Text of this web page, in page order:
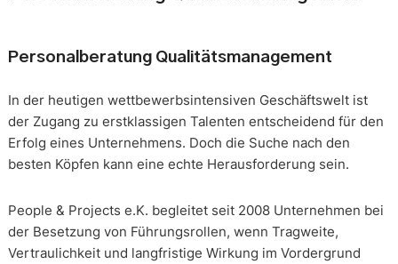
Personalberatung Qualitätsmanagement
In der heutigen wettbewerbsintensiven Geschäftswelt ist
der Zugang zu erstklassigen Talenten entscheidend für den
Erfolg eines Unternehmens. Doch die Suche nach den
besten Köpfen kann eine echte Herausforderung sein.
People & Projects e.K. begleitet seit 2008 Unternehmen bei
der Besetzung von Führungsrollen, wenn Tragweite,
Vertraulichkeit und langfristige Wirkung im Vordergrund